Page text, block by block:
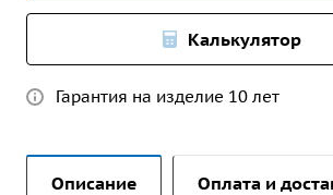
Калькулятор
Гарантия на изделие 10 лет
Описание Оплата и